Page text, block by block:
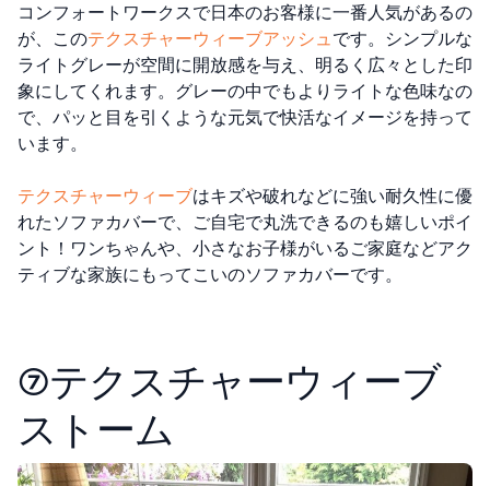
コンフォートワークスで日本のお客様に一番人気があるの
が、このテクスチャーウィーブアッシュ です。シンプルな
ライトグレーが空間に開放感を与え、明るく広々とした印
象にしてくれます。グレーの中でもよりライトな色味なの
で、パッと目を引くような元気で快活なイメージを持って
います。
テクスチャーウィーブはキズや破れなどに強い耐久性に優
れたソファカバーで、ご自宅で丸洗できるのも嬉しいポイ
ント！ワンちゃんや、小さなお子様がいるご家庭などアク
ティブな家族にもってこいのソファカバーです。
⑦テクスチャーウィーブ
ストーム